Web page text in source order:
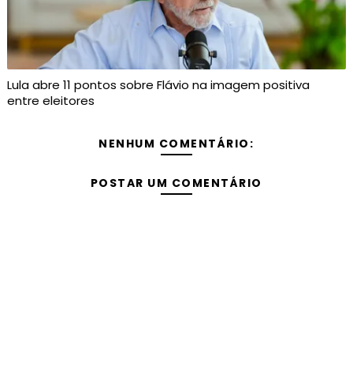
Lula abre 11 pontos sobre Flávio na imagem positiva
entre eleitores
NENHUM COMENTÁRIO:
POSTAR UM COMENTÁRIO